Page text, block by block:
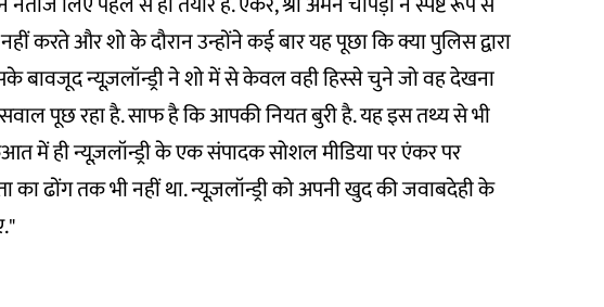
करते और शो के दौरान उन्होंने कई बार यह पूछा कि क्या पुलिस द्वारा
बावजूद न्यूज़लॉन्ड्री ने शो में से केवल वही हिस्से चुने जो वह देखना
पूछ रहा है. साफ है कि आपकी नियत बुरी है. यह इस तथ्य से भी
में ही न्यूज़लॉन्ड्री के एक संपादक सोशल मीडिया पर एंकर पर
ढोंग तक भी नहीं था. न्यूज़लॉन्ड्री को अपनी खुद की जवाबदेही के